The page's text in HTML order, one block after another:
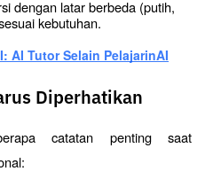
dengan latar berbeda (putih,
kebutuhan.
AI Tutor Selain PelajarinAI
Diperhatikan
catatan penting saat